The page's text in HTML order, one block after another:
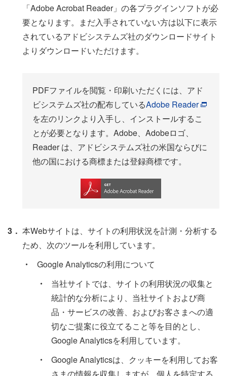
「Adobe Acrobat Reader」の各プラグインソフトが必
要となります。まだ入手されていない方は以下に表示
されているアドビシステムズ社のダウンロードサイト
よりダウンロードいただけます。
PDFファイルを閲覧・印刷いただくには、アド
ビシステムズ社の配布しているAdobe Reader
を左のリンクより入手し、インストールするこ
とが必要となります。Adobe、Adobeロゴ、
Reader は、アドビシステムズ社の米国ならびに
他の国における商標または登録商標です。
3． 本Webサイトは、サイトの利用状況を計測・分析する
ため、次のツールを利用しています。
・
Google Analyticsの利⽤について
・
当社サイトでは、サイトの利⽤状況の収集と
統計的な分析により、当社サイトおよび商
品・サービスの改善、およびお客さまへの適
切なご提案に役⽴てること等を⽬的とし、
Google Analyticsを利⽤しています。
・
Google Analyticsは、クッキーを利⽤してお客